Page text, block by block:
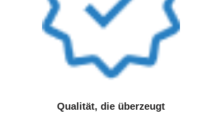
Qualität, die überzeugt